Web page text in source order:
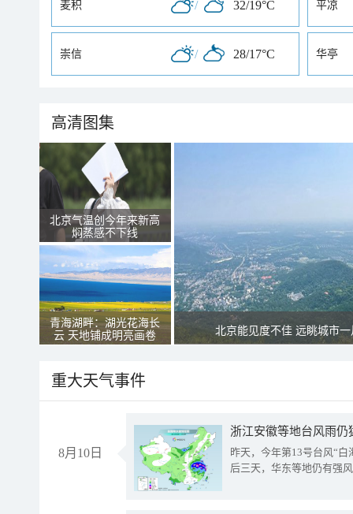
麦积 / 32/19°C 平凉
崇信 / 28/17°C 华亭
高清图集
北京气温创今年来新高
焖蒸感不下线
青海湖畔：湖光花海长
云 天地铺成明亮画卷
北京能见度不佳 远眺城市
重大天气事件
8月10日
浙江安徽等地台风雨
昨天，今年第13号台风“
后三天，华东等地仍有强